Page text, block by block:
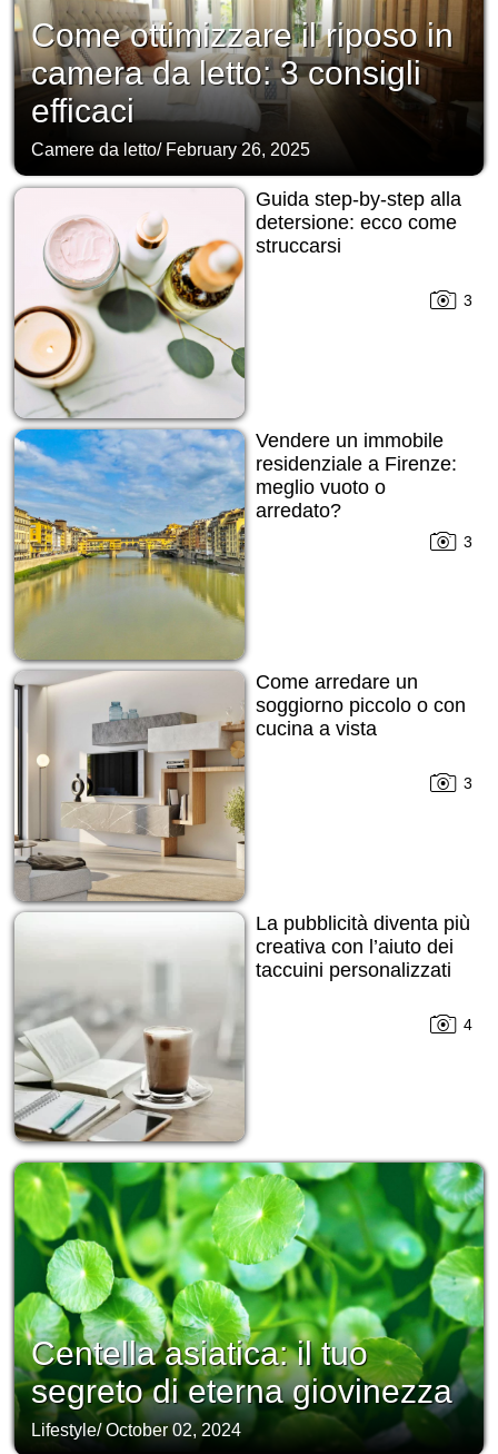
Come ottimizzare il riposo in
camera da letto: 3 consigli
efficaci
Camere da letto/ February 26, 2025
Guida step-by-step alla
detersione: ecco come
struccarsi
3
Vendere un immobile
residenziale a Firenze:
meglio vuoto o
arredato?
3
Come arredare un
soggiorno piccolo o con
cucina a vista
3
La pubblicità diventa più
creativa con l’aiuto dei
taccuini personalizzati
4
Centella asiatica: il tuo
segreto di eterna giovinezza
Lifestyle/October 02, 2024